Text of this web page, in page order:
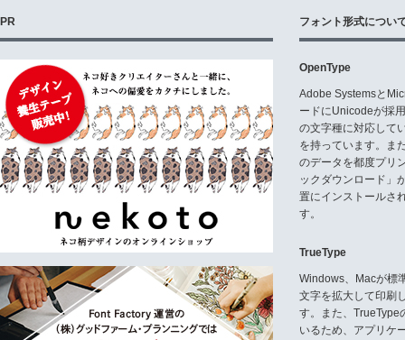
PR フォント形式につい
OpenType
Adobe Systemsと
ードにUnicodeが採
の文字種に対応して
を持っています。ま
のデータを都度プリ
ックダウンロード」
置にインストールさ
す。
TrueType
Windows、Macが標
文字を拡大して印刷
す。また、TrueType
いるため、アプリケ